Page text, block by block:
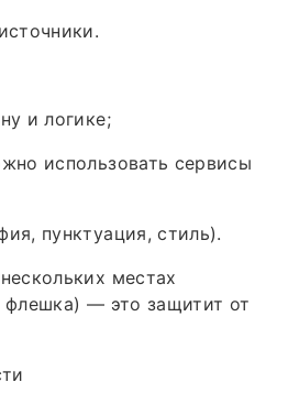
и логике;
использовать сервисы
пунктуация, стиль).
местах
флешка) — это защитит от